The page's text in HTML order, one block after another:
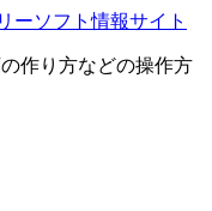
ーソフト情報サイト
の作り方などの操作方